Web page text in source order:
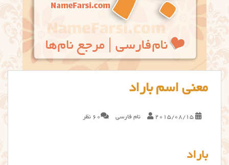
معنی اسم باراد
2015/08/15 نام فارسی 60 نظر
باراد